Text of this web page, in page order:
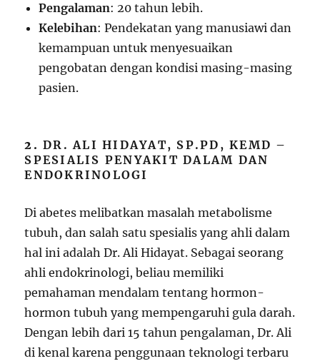
Pengalaman: 20 tahun lebih.
Kelebihan: Pendekatan yang manusiawi dan
kemampuan untuk menyesuaikan
pengobatan dengan kondisi masing-masing
pasien.
2.DR. ALI HIDAYAT, SP.PD, KEMD –
SPESIALIS PENYAKIT DALAM DAN
ENDOKRINOLOGI
Di abetes melibatkan masalah metabolisme
tubuh, dan salah satu spesialis yang ahli dalam
hal ini adalah Dr. Ali Hidayat. Sebagai seorang
ahli endokrinologi, beliau memiliki
pemahaman mendalam tentang hormon-
hormon tubuh yang mempengaruhi gula darah.
Dengan lebih dari 15 tahun pengalaman, Dr. Ali
di kenal karena penggunaan teknologi terbaru